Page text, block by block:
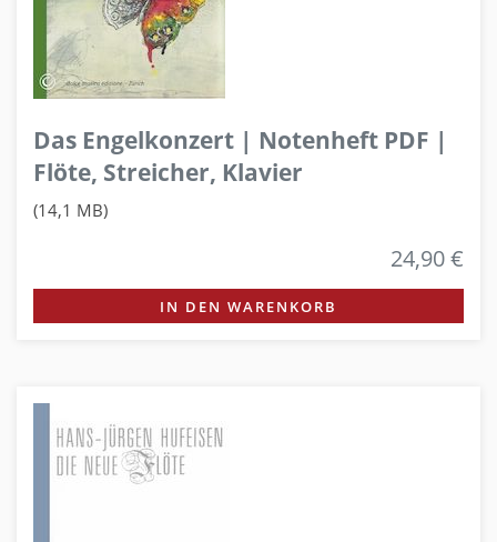
Das Engelkonzert | Notenheft PDF |
Flöte, Streicher, Klavier
(14,1 MB)
24,90 €
IN DEN WARENKORB